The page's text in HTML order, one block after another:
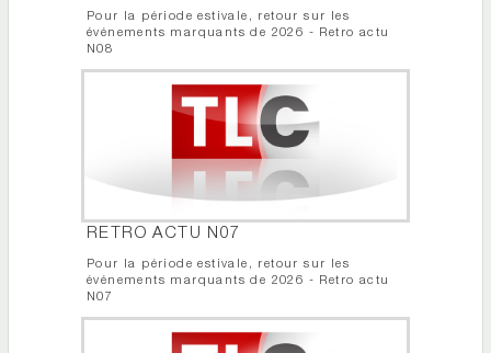
Pour la période estivale, retour sur les
événements marquants de 2026 - Retro actu
N08
RETRO ACTU N07
Pour la période estivale, retour sur les
événements marquants de 2026 - Retro actu
N07